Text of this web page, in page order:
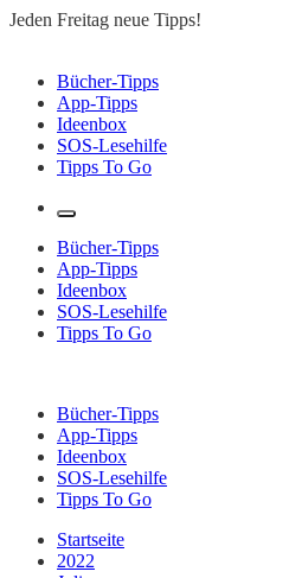
Zum
Jeden Freitag neue Tipps!
Lesen to go – Jeden Freitag neue
Bücher-Tipps
App-Tipps
Ideenbox
SOS-Lesehilfe
Tipps To Go
Bücher-Tipps
App-Tipps
Ideenbox
SOS-Lesehilfe
Tipps To Go
Bücher-Tipps
App-Tipps
Ideenbox
SOS-Lesehilfe
Tipps To Go
Startseite
2022